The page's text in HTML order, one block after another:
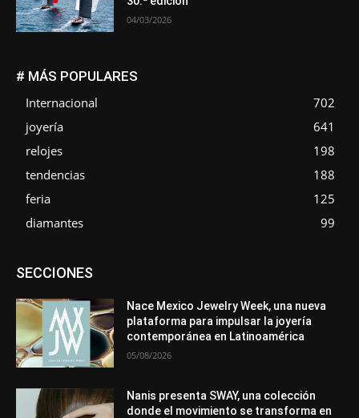
04/03/2026
# MÁS POPULARES
Internacional
702
joyería
641
relojes
198
tendencias
188
feria
125
diamantes
99
SECCIONESAsociaciones
Entrevistas
Opiniones
Premios Secciones
Sucesos
Más
Nace Mexico Jewelry Week, una nueva
plataforma para impulsar la joyería
contemporánea en Latinoamérica
05/08/2026
Nanis presenta SWAY, una colección
donde el movimiento se transforma en